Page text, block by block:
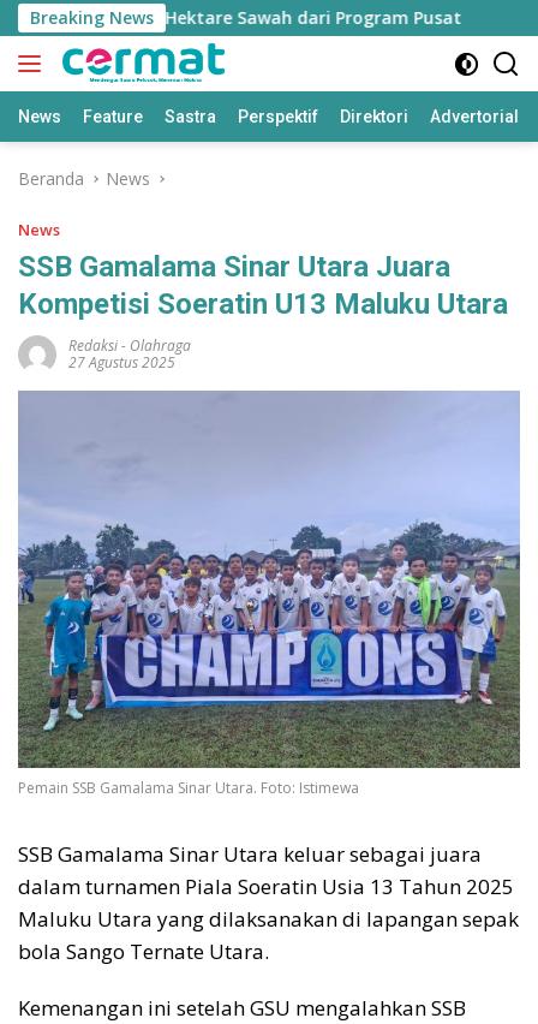
Langsung
ke
konten
Breaking News
Jatah 7.500 Hektare Sawah dari Program Pusat
News Feature Sastra Perspektif Direktori Advertorial
Beranda News
News
SSB Gamalama Sinar Utara Juara
Kompetisi Soeratin U13 Maluku Utara
Redaksi- Olahraga
27 Agustus 2025
Pemain SSB Gamalama Sinar Utara. Foto: Istimewa
SSB Gamalama Sinar Utara keluar sebagai juara
dalam turnamen Piala Soeratin Usia 13 Tahun 2025
Maluku Utara yang dilaksanakan di lapangan sepak
bola Sango Ternate Utara.
Kemenangan ini setelah GSU mengalahkan SSB